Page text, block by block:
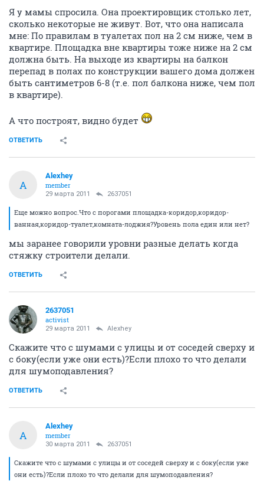
Я у мамы спросила. Она проектировщик столько лет,
сколько некоторые не живут. Вот, что она написала
мне: По правилам в туалетах пол на 2 см ниже, чем в
квартире. Площадка вне квартиры тоже ниже на 2 см
должна быть. На выходе из квартиры на балкон
перепад в полах по конструкции вашего дома должен
быть сантиметров 6-8 (т.е. пол балкона ниже, чем пол
в квартире).
А что построят, видно будет
ОТВЕТИТЬ
A
Alexhey
member
29 марта 2011 2637051
Еще можно вопрос.Что с порогами площадка-коридор,коридор-
ванная,коридор-туалет,комната-лоджия?Уровень пола един или нет?
мы заранее говорили уровни разные делать когда
стяжку строители делали.
ОТВЕТИТЬ
2637051
activist
29 марта 2011 Alexhey
Скажите что с шумами с улицы и от соседей сверху и
с боку(если уже они есть)?Если плохо то что делали
для шумоподавления?
ОТВЕТИТЬ
A
Alexhey
member
30 марта 2011 2637051
Скажите что с шумами с улицы и от соседей сверху и с боку(если уже
они есть)?Если плохо то что делали для шумоподавления?